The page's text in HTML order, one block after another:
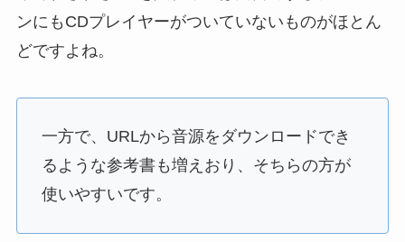
ンにもCDプレイヤーがついていないものがほとん
どですよね。
一方で、URLから音源をダウンロードでき
るような参考書も増えおり、そちらの方が
使いやすいです。